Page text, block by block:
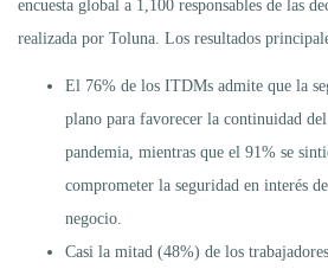
encuesta global a 1,100 responsables de las
realizada por Toluna. Los resultados
El 76% de los ITDMs admite que la
plano para favorecer la continuidad
pandemia, mientras que el 91% se
comprometer la seguridad en interés
negocio.
Casi la mitad (48%) de los